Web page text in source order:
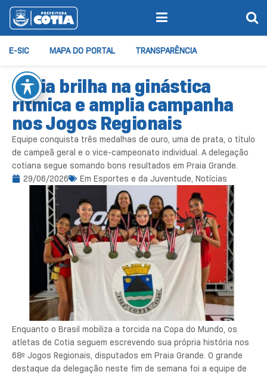
E-SIC MAPA DO PORTAL TRANSPARÊNCIA
Cotia brilha na ginástica
rítmica e amplia campanha
nos Jogos Regionais
Equipe conquista três medalhas de ouro, uma de prata, o título
de campeã geral e o vice-campeonato individual. A delegação
cotiana segue somando bons resultados em Praia Grande.
29/06/2026
Em Esportes e da Juventude, Notícias
Enquanto o Brasil mobiliza a torcida na Copa do Mundo, os
atletas de Cotia seguem escrevendo sua própria história nos
68º Jogos Regionais, disputados em Praia Grande. O grande
destaque da delegação neste fim de semana foi a equipe de